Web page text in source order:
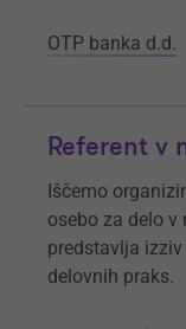
OTP banka d.d.
Referent v
Iščemo
osebo za delo
predstavlja
delovnih praks.